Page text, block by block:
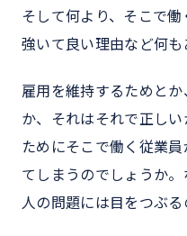
そして何より、そこで
強いて良い理由など何も
雇用を維持するためと
か、それはそれで正し
ためにそこで働く従業
てしまうのでしょうか
人の問題には目をつぶる